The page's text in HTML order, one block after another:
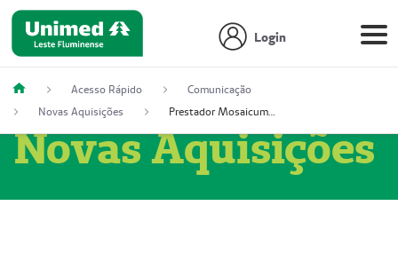
Login
Acesso Rápido
Comunicação
Novas Aquisições
Prestador Mosaicum Espaço Clínico Eireli (51004355-5)
Novas Aquisições